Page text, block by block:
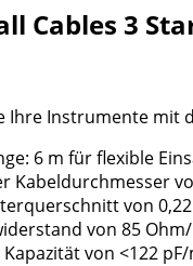
Cables 3
Ihre Instrumente mit
6 m für flexible
Kabeldurchmesser
von
von 85
von <122